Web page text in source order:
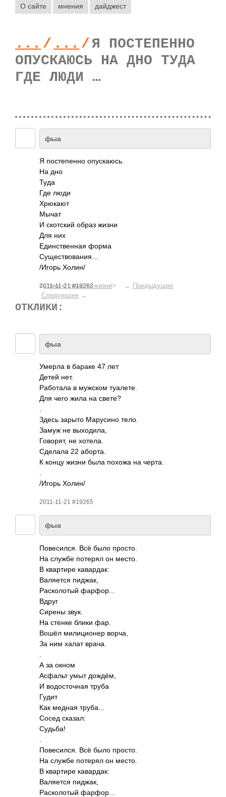
О сайте мнения дайджест
... / ... /Я ПОСТЕПЕННО
ОПУСКАЮСЬ НА ДНО ТУДА
ГДЕ ЛЮДИ …
фыа
Я пост­епенно опус­каюсь
На дно
Туда
Где люди
Хрюкают
Мычат
И скот­ский образ жизни
Для них
Един­стве­нная форма
Суще­ство­вания…
/Игорь Холин/
2011-11-21 #19263
<стихи о смысле жизни> ← Предыдущее
Следующее →
ОТКЛИКИ:
фыа
Умерла в бараке 47 лет
Детей нет.
Рабо­тала в мужском туал­ете.
Для чего жила на свете?
.
Здесь зарыто Мару­сино тело.
Замуж не выхо­дила,
Гово­рят, не хотела.
Сделала 22 аборта.
К концу жизни была похожа на черта.
.
/Игорь Холин/
2011-11-21 #19265
фыа
Пове­сился. Всё было просто.
На службе потерял он место.
В квар­тире кава­рдак:
Валя­ется пиджак,
Раск­олотый фарф­ор...
Вдруг
Сирены звук.
На стенке блики фар.
Вошёл мили­ционер ворча,
За ним халат врача.
А за окном
Асфальт умыт дождём,
И водо­сточ­ная труба
Гудит
Как медная труб­а...
Сосед сказал:
Судьба!
Пове­сился. Всё было просто.
На службе потерял он место.
В квар­тире кава­рдак:
Валя­ется пиджак,
Раск­олотый фарф­ор...